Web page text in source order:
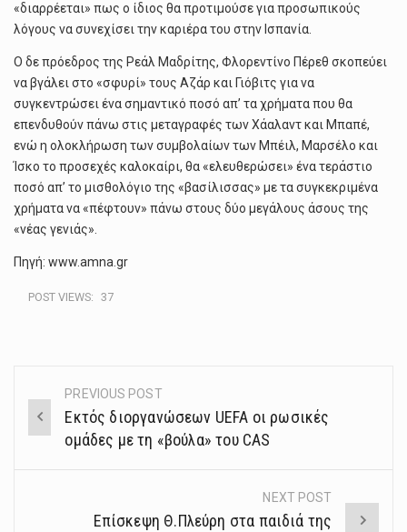
«διαρρέεται» πως ο ίδιος θα προτιμούσε για προσωπικούς
λόγους να συνεχίσει την καριέρα του στην Ισπανία.
Ο δε πρόεδρος της Ρεάλ Μαδρίτης, Φλορεντίνο Πέρεθ σκοπεύει
να βγάλει στο «σφυρί» τους Αζάρ και Γιόβιτς για να
συγκεντρώσει ένα σημαντικό ποσό απ’ τα χρήματα που θα
επενδυθούν πάνω στις μεταγραφές των Χάαλαντ και Μπαπέ,
ενώ η ολοκλήρωση των συμβολαίων των Μπέιλ, Μαρσέλο και
Ίσκο το προσεχές καλοκαίρι, θα «ελευθερώσει» ένα τεράστιο
ποσό απ’ το μισθολόγιο της «βασίλισσας» με τα συγκεκριμένα
χρήματα να «πέφτουν» πάνω στους δύο μεγάλους άσους της
«νέας γενιάς».
Πηγή: www.amna.gr
POST VIEWS: 37
Post
navigation
PREVIOUS POST
Εκτός διοργανώσεων UEFA οι ρωσικές
ομάδες με τη «βούλα» του CAS
NEXT POST
Επίσκεψη Θ.Πλεύρη στα παιδιά της